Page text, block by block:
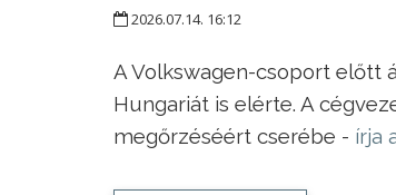
2026.07.14. 16:12
A Volkswagen-csoport előtt
Hungariát is elérte. A
megőrzéséért cserébe - írja